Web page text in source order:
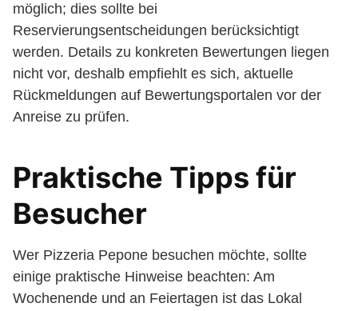
möglich; dies sollte bei
Reservierungsentscheidungen berücksichtigt
werden. Details zu konkreten Bewertungen liegen
nicht vor, deshalb empfiehlt es sich, aktuelle
Rückmeldungen auf Bewertungsportalen vor der
Anreise zu prüfen.
Praktische Tipps für
Besucher
Wer Pizzeria Pepone besuchen möchte, sollte
einige praktische Hinweise beachten: Am
Wochenende und an Feiertagen ist das Lokal